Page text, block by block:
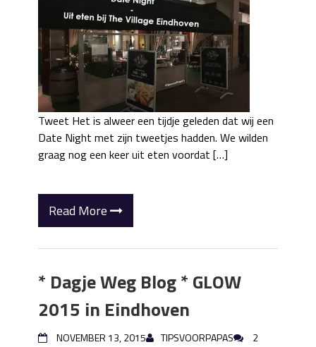
Tweet Het is alweer een tijdje geleden dat wij een
Date Night met zijn tweetjes hadden. We wilden
graag nog een keer uit eten voordat […]
Read More
* Dagje Weg Blog * GLOW
2015 in Eindhoven
NOVEMBER 13, 2015 TIPSVOORPAPAS 2